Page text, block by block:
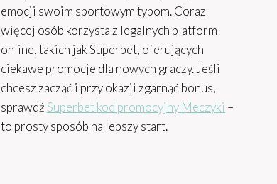
emocji swoim sportowym typom. Coraz
więcej osób korzysta z legalnych platform
online, takich jak Superbet, oferujących
ciekawe promocje dla nowych graczy. Jeśli
chcesz zacząć i przy okazji zgarnąć bonus,
sprawdźSuperbet kod promocyjny Meczyki –
to prosty sposób na lepszy start.